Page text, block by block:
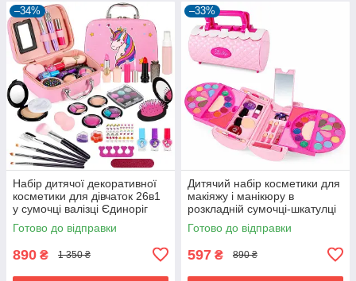
–34%
Набір дитячої декоративної
косметики для дівчаток 26в1
у сумочці валізці Єдиноріг
Рожевий (60657)
Готово до відправки
890 ₴ 1 350 ₴
–33%
Дитячий набір косметики для
макіяжу і манікюру в
розкладній сумочці-шкатулці
Рожевий (60919)
Готово до відправки
597 ₴ 890 ₴